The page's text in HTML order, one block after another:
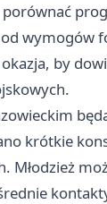
wymogów
by
krótkie
Młodzież